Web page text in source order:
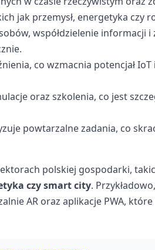
jak przemysł, energetyka czy
współdzielenie informacji i
co wzmacnia potencjał
oraz szkolenia, co jest
powtarzalne zadania, co
polskiej gospodarki,
czy smart city.
AR oraz aplikacje PWA,